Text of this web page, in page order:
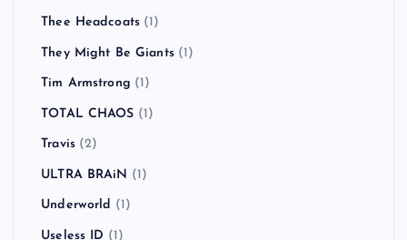
Thee Headcoats (1)
They Might Be Giants(1)
Tim Armstrong (1)
TOTAL CHAOS (1)
Travis(2)
ULTRA BRAiN (1)
Underworld (1)
Useless ID (1)